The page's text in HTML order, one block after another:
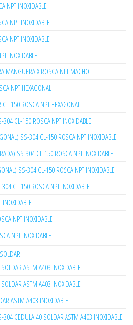
NPT INOXIDABLE
NPT INOXIDABLE
NPT INOXIDABLE
INOXIDABLE
MANGUERA X ROSCA NPT MACHO
NPT HEXAGONAL
150 ROSCA NPT HEXAGONAL
304 CL-150 ROSCA NPT INOXIDABLE
SS-304 CL-150 ROSCA NPT INOXIDABLE
SS-304 CL-150 ROSCA NPT INOXIDABLE
SS-304 CL-150 ROSCA NPT INOXIDABLE
CL-150 ROSCA NPT INOXIDABLE
NPT INOXIDABLE
NPT INOXIDABLE
ASTM A403 INOXIDABLE
ASTM A403 INOXIDABLE
ASTM A403 INOXIDABLE
304 CEDULA 40 SOLDAR ASTM A403 INOXIDABLE